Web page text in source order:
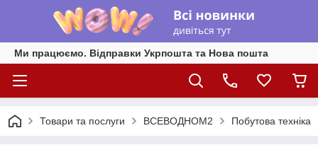
Ми працюємо. Відправки Укрпошта та Нова пошта
Товари та послуги ВСЕВОДНОМ2 Побутова техніка